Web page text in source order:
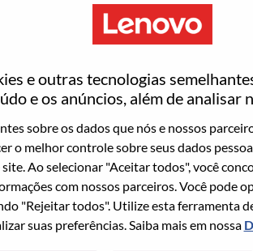
e outras tecnologias
e os anúncios, além de analisar
sobre os dados que nós e nossos
o melhor controle sobre seus dados
Ao selecionar "Aceitar todos", você
com nossos parceiros. Você pode
"Rejeitar todos". Utilize esta ferramenta
suas preferências. Saiba mais em nossa
we do. We WOW our customers.
powerhouse, ranked #196 in the Fortune
180 markets. Focused on a bold vision to
as the world’s largest PC company
devices (PCs, workstations,